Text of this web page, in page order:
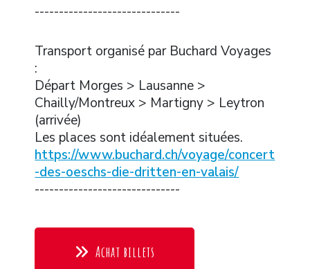
------------------------------
Transport organisé par Buchard Voyages
:
Départ Morges > Lausanne >
Chailly/Montreux > Martigny > Leytron
(arrivée)
Les places sont idéalement situées.
https://www.buchard.ch/voyage/concert
-des-oeschs-die-dritten-en-valais/
------------------------------
Achat billets